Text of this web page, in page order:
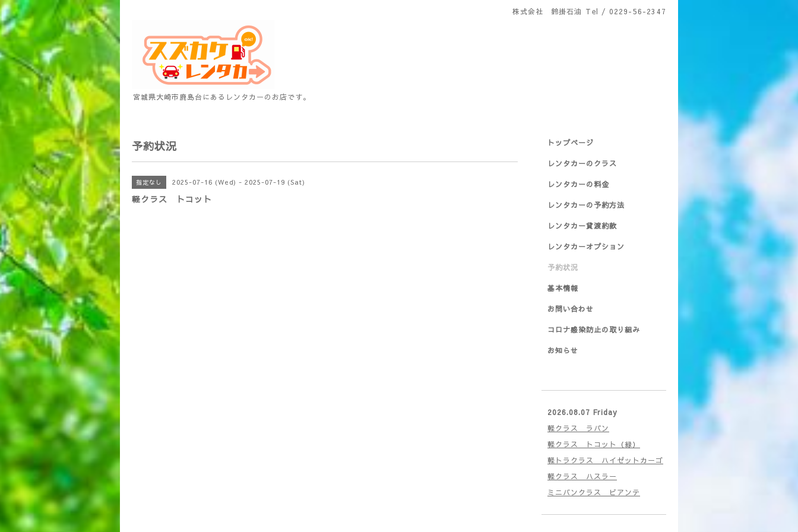
株式会社 鈴掛石油 Tel / 0229-56-2347
宮城県大崎市鹿島台にあるレンタカーのお店です。
予約状況
指定なし 2025-07-16 (Wed) - 2025-07-19 (Sat)
軽クラス トコット
トップページ
レンタカーのクラス
レンタカーの料金
レンタカーの予約方法
レンタカー貸渡約款
レンタカーオプション
予約状況
基本情報
お問い合わせ
コロナ感染防止の取り組み
お知らせ
2026.08.07 Friday
軽クラス ラパン
軽クラス トコット（緑）
軽トラクラス ハイゼットカーゴ
軽クラス ハスラー
ミニバンクラス ビアンテ